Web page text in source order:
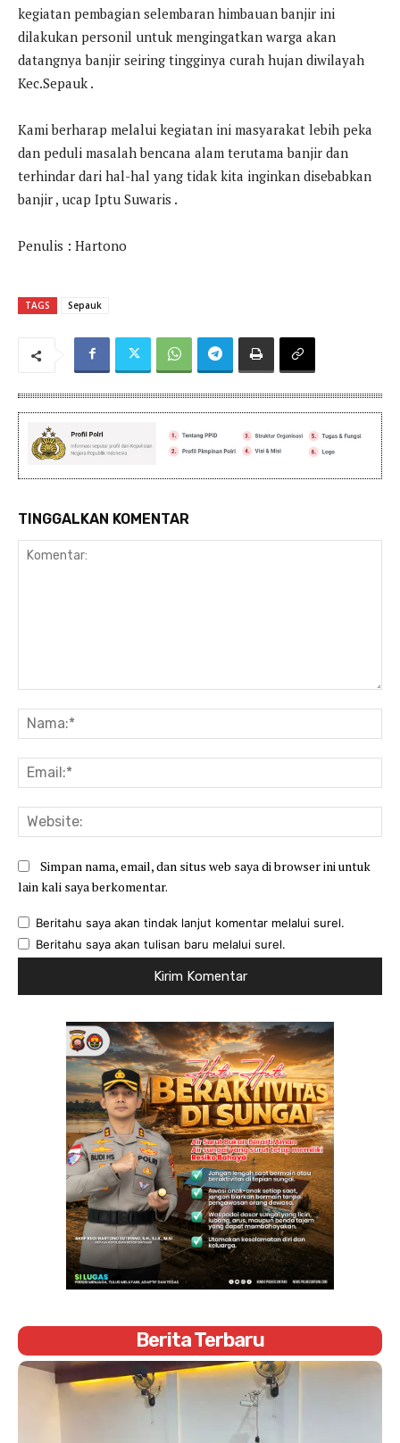
kegiatan pembagian selembaran himbauan banjir ini
dilakukan personil untuk mengingatkan warga akan
datangnya banjir seiring tingginya curah hujan diwilayah
Kec.Sepauk .
Kami berharap melalui kegiatan ini masyarakat lebih peka
dan peduli masalah bencana alam terutama banjir dan
terhindar dari hal-hal yang tidak kita inginkan disebabkan
banjir , ucap Iptu Suwaris .
Penulis : Hartono
TAGS Sepauk
TINGGALKAN KOMENTAR
Simpan nama, email, dan situs web saya di browser ini untuk
lain kali saya berkomentar.
Beritahu saya akan tindak lanjut komentar melalui surel.
Beritahu saya akan tulisan baru melalui surel.
Berita Terbaru